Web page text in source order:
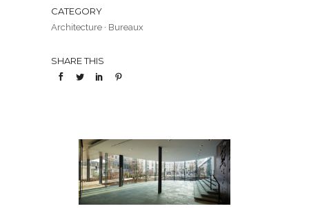
CATEGORY
Architecture · Bureaux
SHARE THIS